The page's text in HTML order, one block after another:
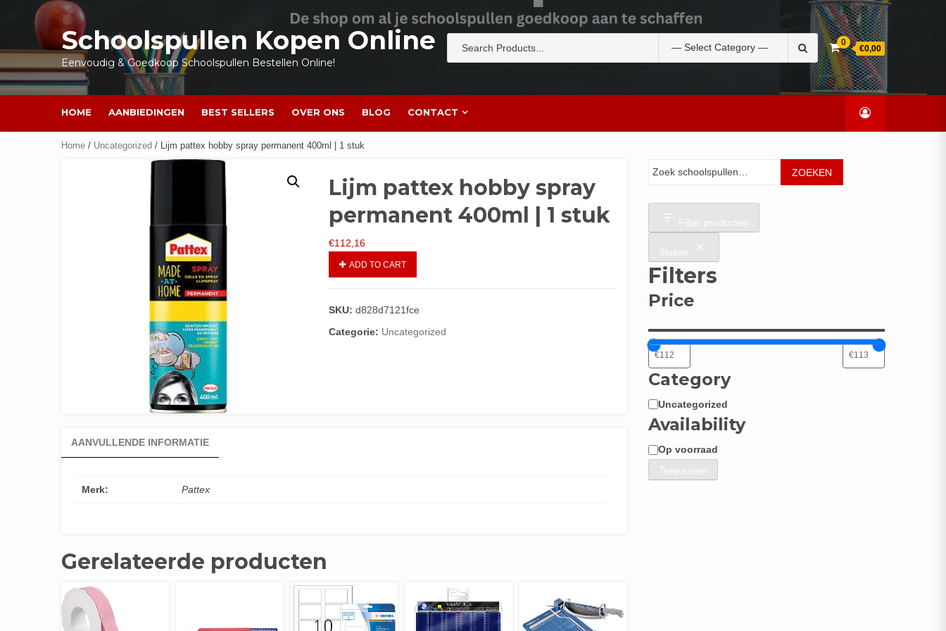
inhoud
Schoolspullen Kopen Online
Eenvoudig & Goedkoop Schoolspullen Bestellen Online!
naar:
0
€0,00
HOME AANBIEDINGEN BEST SELLERS OVER ONS BLOG CONTACT
Home / Uncategorized / Lijm pattex hobby spray permanent 400ml | 1 stuk
Lijm pattex hobby spray
permanent 400ml | 1 stuk
€112,16
ADD TO CART
SKU: d828d7121fce
Categorie: Uncategorized
AANVULLENDE INFORMATIE
Merk: Pattex
Gerelateerde producten
ZOEKEN
Filter producten
Sluiten
Filters
Price
Category
Categorie
Uncategorized
Availability
Beschikbaarheid
Op voorraad
Toepassen